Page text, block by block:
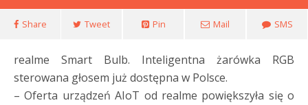
Share Tweet Pin Mail SMS
realme Smart Bulb. Inteligentna żarówka RGB
sterowana głosem już dostępna w Polsce.
– Oferta urządzeń AIoT od realme powiększyła się o